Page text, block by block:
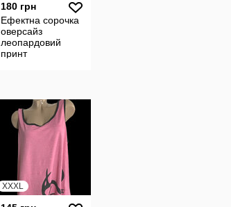
180 грн
Ефектна сорочка
оверсайз
леопардовий
принт
XXXL